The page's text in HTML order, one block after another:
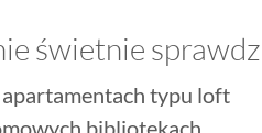
świetnie
typu loft
bibliotekach